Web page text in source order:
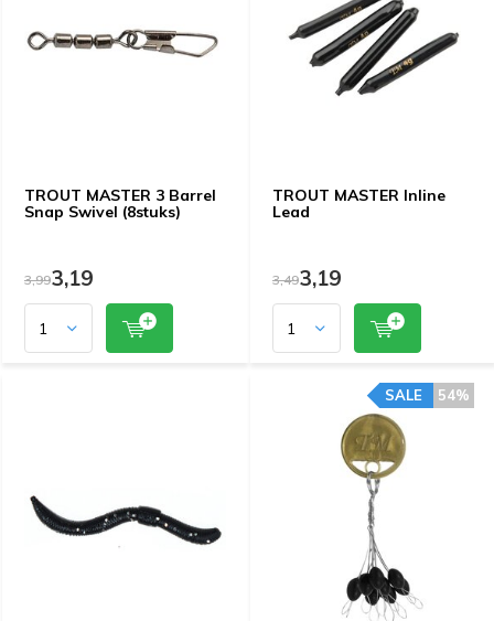
TROUT MASTER 3 Barrel
Snap Swivel (8stuks)
3,993,19
TROUT MASTER Inline
Lead
3,493,19
54%
SALE